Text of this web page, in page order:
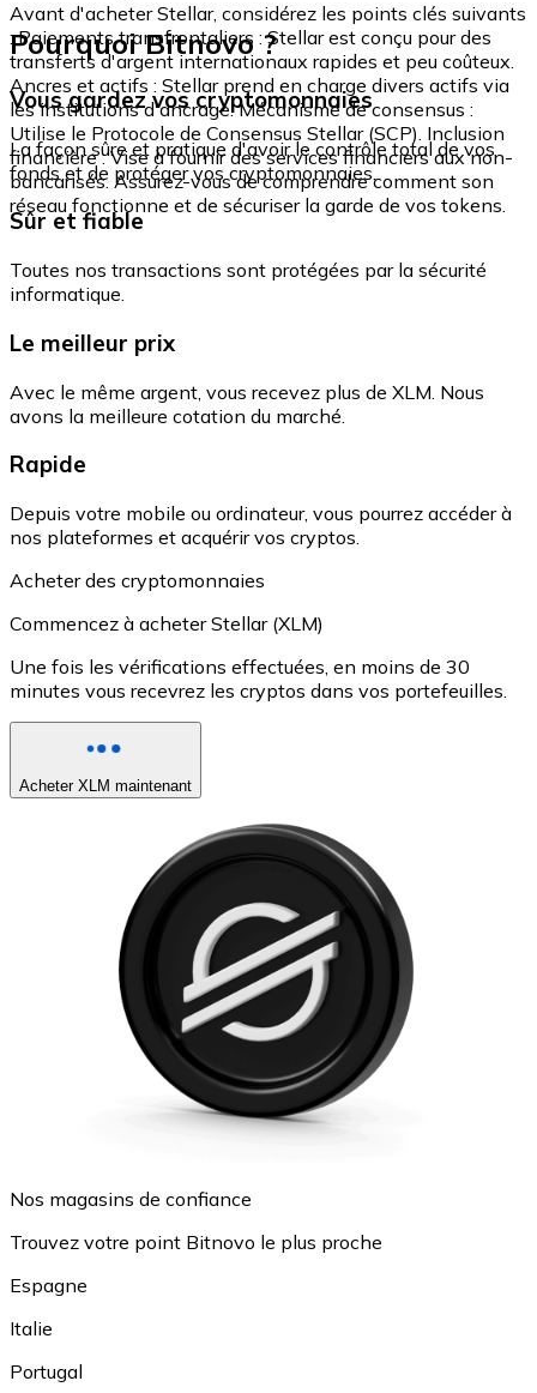
Avant d'acheter Stellar, considérez les points clés suivants
: Paiements transfrontaliers : Stellar est conçu pour des
transferts d'argent internationaux rapides et peu coûteux.
Ancres et actifs : Stellar prend en charge divers actifs via
les institutions d'ancrage. Mécanisme de consensus :
Utilise le Protocole de Consensus Stellar (SCP). Inclusion
financière : Vise à fournir des services financiers aux non-
bancarisés. Assurez-vous de comprendre comment son
réseau fonctionne et de sécuriser la garde de vos tokens.
Pourquoi Bitnovo ?
Vous gardez vos cryptomonnaies
La façon sûre et pratique d'avoir le contrôle total de vos
fonds et de protéger vos cryptomonnaies.
Sûr et fiable
Toutes nos transactions sont protégées par la sécurité
informatique.
Le meilleur prix
Avec le même argent, vous recevez plus de XLM. Nous
avons la meilleure cotation du marché.
Rapide
Depuis votre mobile ou ordinateur, vous pourrez accéder à
nos plateformes et acquérir vos cryptos.
Acheter des cryptomonnaies
Commencez à acheter Stellar (XLM)
Une fois les vérifications effectuées, en moins de 30
minutes vous recevrez les cryptos dans vos portefeuilles.
Acheter XLM maintenant
Nos magasins de confiance
Trouvez votre point Bitnovo le plus proche
Espagne
Italie
Portugal